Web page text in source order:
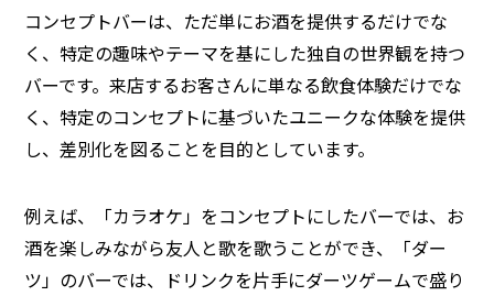
コンセプトバーは、ただ単にお酒を提供するだけでな
く、特定の趣味やテーマを基にした独自の世界観を持つ
バーです。来店するお客さんに単なる飲食体験だけでな
く、特定のコンセプトに基づいたユニークな体験を提供
し、差別化を図ることを目的としています。
例えば、「カラオケ」をコンセプトにしたバーでは、お
酒を楽しみながら友人と歌を歌うことができ、「ダー
ツ」のバーでは、ドリンクを片手にダーツゲームで盛り